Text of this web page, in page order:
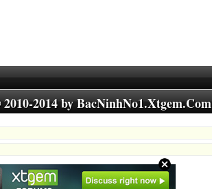
2014 byBacNinhNo1.Xtgem.Com